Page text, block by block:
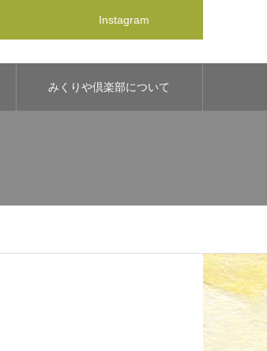
Instagram
みくりや倶楽部について